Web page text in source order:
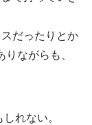
だったりとか
ながらも、
れない。